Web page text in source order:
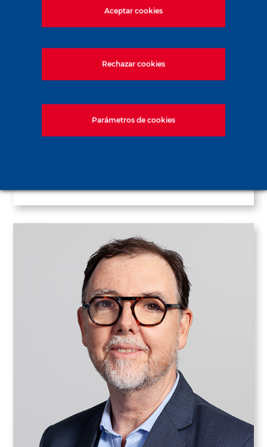
Lorenzo Alessi
Director de la Calidad, Seguridad y
Aceptar cookies
Rechazar cookies
Parámetros de cookies